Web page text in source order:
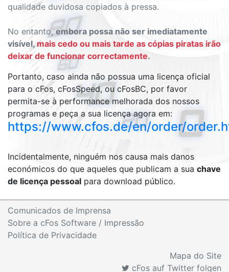
qualidade duvidosa copiados à pressa.
No entanto,embora possa não ser imediatamente
visível,mais cedo ou mais tarde as cópias piratas irão
deixar de funcionar correctamente.
Portanto, caso ainda não possua uma licença oficial
para o cFos, cFosSpeed, ou cFosBC, por favor
permita-se à performance melhorada dos nossos
programas e peça a sua licença agora em:
https://www.cfos.de/en/order/
Incidentalmente, ninguém nos causa mais danos
económicos do que aqueles que publicam a sua chave
de licença pessoal para download público.
Comunicados de Imprensa
Sobre a cFos Software / Impressão
Política de Privacidade
Mapa do Site
cFos auf Twitter folgen